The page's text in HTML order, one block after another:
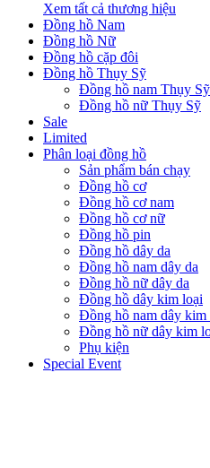
Xem tất cả thương hiệu
Đồng hồ Nam
Đồng hồ Nữ
Đồng hồ cặp đôi
Đồng hồ Thụy Sỹ
Đồng hồ nam Thụy Sỹ
Đồng hồ nữ Thụy Sỹ
Sale
Limited
Phân loại đồng hồ
Sản phẩm bán chạy
Đồng hồ cơ
Đồng hồ cơ nam
Đồng hồ cơ nữ
Đồng hồ pin
Đồng hồ dây da
Đồng hồ nam dây da
Đồng hồ nữ dây da
Đồng hồ dây kim loại
Đồng hồ nam dây kim
Đồng hồ nữ dây kim
Phụ kiện
Special Event